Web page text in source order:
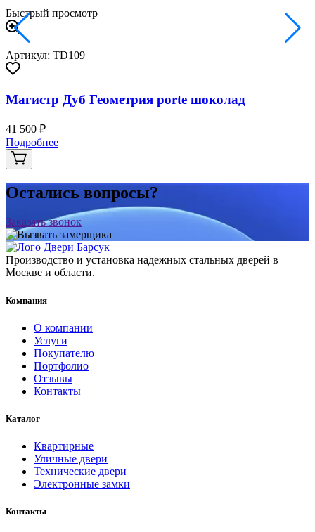
Быстрый просмотр
Артикул: TD109
Магистр Дуб Геометрия porte шоколад
41 500 ₽
Подробнее
Остались вопросы?
Заказать звонок
Производство и установка надежных стальных дверей в
Москве и области.
Компания
О компании
Услуги
Покупателю
Портфолио
Отзывы
Контакты
Каталог
Квартирные
Уличные двери
Технические двери
Электронные замки
Контакты